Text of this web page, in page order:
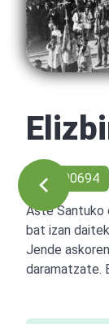
Ref: 00694
Aste Santuko
bat izan
Jende
daramatzate.